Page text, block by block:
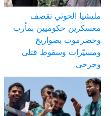
مليشيا الحوثي تقصف
معسكرين حكوميين بمأرب
وحضرموت بصواريخ
ومسيّرات وسقوط قتلى
وجرحى